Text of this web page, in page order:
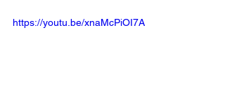
https://youtu.be/xnaMcPiOI7A